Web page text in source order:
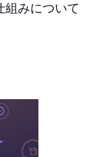
組みについて